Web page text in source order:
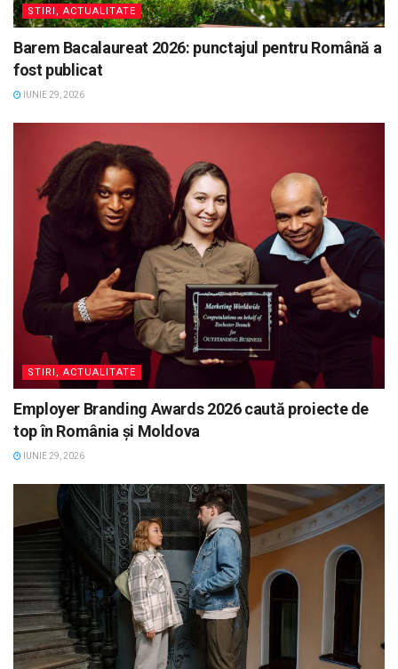
STIRI, ACTUALITATE
Barem Bacalaureat 2026: punctajul pentru Română a
fost publicat
IUNIE 29, 2026
STIRI, ACTUALITATE
Employer Branding Awards 2026 caută proiecte de
top în România și Moldova
IUNIE 29, 2026